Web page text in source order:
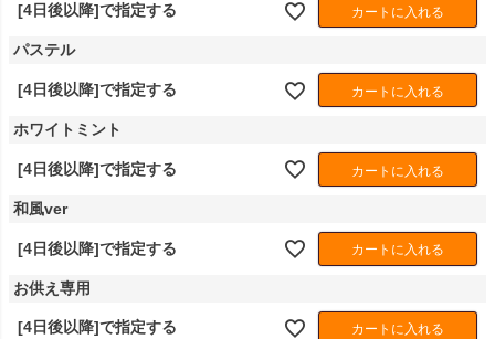
[4日後以降]で指定する カートに入れる
パステル
[4日後以降]で指定する カートに入れる
ホワイトミント
[4日後以降]で指定する カートに入れる
和風ver
[4日後以降]で指定する カートに入れる
お供え専用
[4日後以降]で指定する カートに入れる